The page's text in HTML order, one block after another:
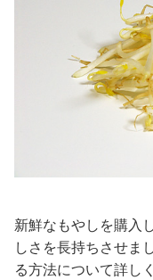
新鮮なもやしを購入
しさを長持ちさせま
る方法について詳し